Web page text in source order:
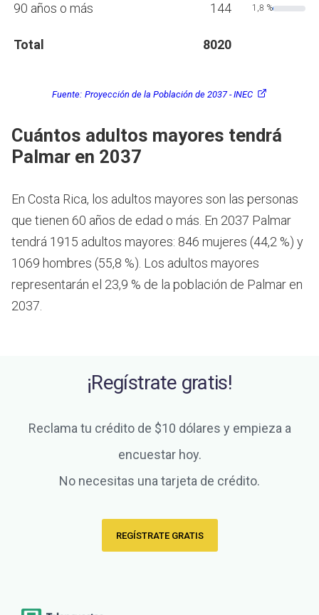
90 años o más 144 1,8 %
Total 8020
Fuente: Proyección de la Población de 2037 - INEC
Cuántos adultos mayores tendrá
Palmar en 2037
En Costa Rica, los adultos mayores son las personas
que tienen 60 años de edad o más. En 2037 Palmar
tendrá 1915 adultos mayores: 846 mujeres (44,2 %) y
1069 hombres (55,8 %). Los adultos mayores
representarán el 23,9 % de la población de Palmar en
2037.
¡Regístrate gratis!
Reclama tu crédito de $10 dólares y empieza a
encuestar hoy.
No necesitas una tarjeta de crédito.
REGÍSTRATE GRATIS